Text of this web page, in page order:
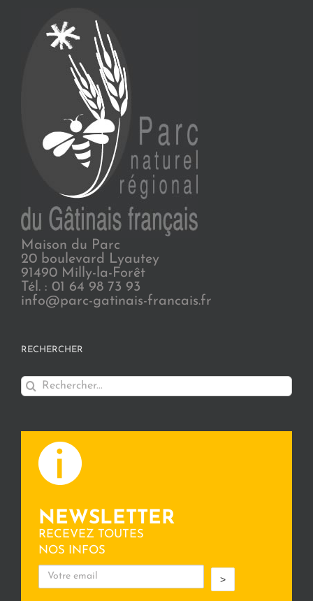
Maison du Parc
20 boulevard Lyautey
91490 Milly-la-Forêt
Tél. : 01 64 98 73 93
info@parc-gatinais-francais.fr
RECHERCHER
Rechercher:
NEWSLETTER
RECEVEZ TOUTES
NOS INFOS
>